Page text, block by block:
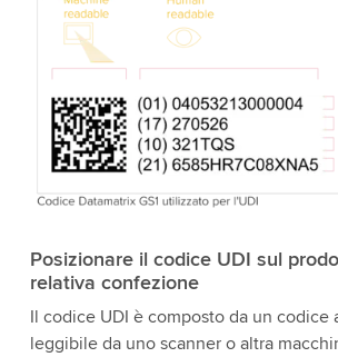
Posizionare il codice UDI sul
relativa confezione
Il codice UDI è composto da un codice
leggibile da uno scanner o altra